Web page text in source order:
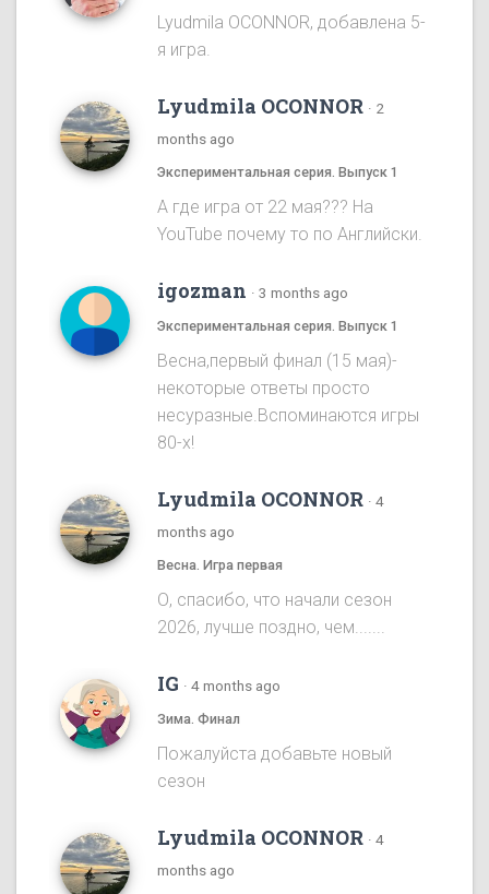
Lyudmila OCONNOR, добавлена 5-
я игра.
Lyudmila OCONNOR · 2
months ago
Экспериментальная серия. Выпуск 1
А где игра от 22 мая??? На
YouTube почему то по Английски.
igozman · 3 months ago
Экспериментальная серия. Выпуск 1
Весна,первый финал (15 мая)-
некоторые ответы просто
несуразные.Вспоминаются игры
80-х!
Lyudmila OCONNOR · 4
months ago
Весна. Игра первая
О, спасибо, что начали сезон
2026, лучше поздно, чем.......
IG · 4 months ago
Зима. Финал
Пожалуйста добавьте новый
сезон
Lyudmila OCONNOR · 4
months ago